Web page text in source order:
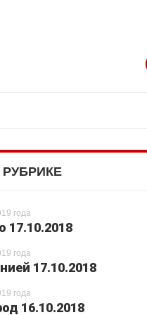
года
17.10.2018
года
17.10.2018
года
16.10.2018